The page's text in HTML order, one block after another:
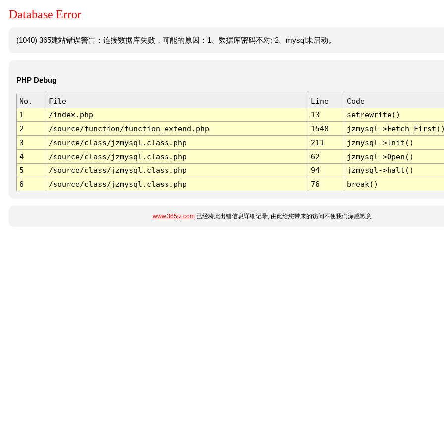
Database Error
(1040) 365建站错误警告：连接数据库失败，可能的原因：1、数据库密码不对; 2、mysql未启动。
PHP Debug
No. File Line
Code
1
/index.php 13
setrewrite()
2
/source/function/function_extend.php 1548
jzmysql-
3
/source/class/jzmysql.class.php 211
jzmysql->Init()
4
/source/class/jzmysql.class.php 62
jzmysql->Open()
5
/source/class/jzmysql.class.php 94
jzmysql->halt()
6
/source/class/jzmysql.class.php 76 break()
www.365jz.com已经将此出错信息详细记录, 由此给您带来的访问不便我们深感歉意.